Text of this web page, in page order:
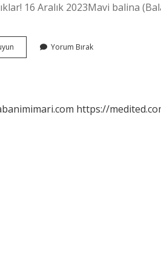
16 Aralık 2023Mavi balina
Kimdir
Yorum Bırak
https://